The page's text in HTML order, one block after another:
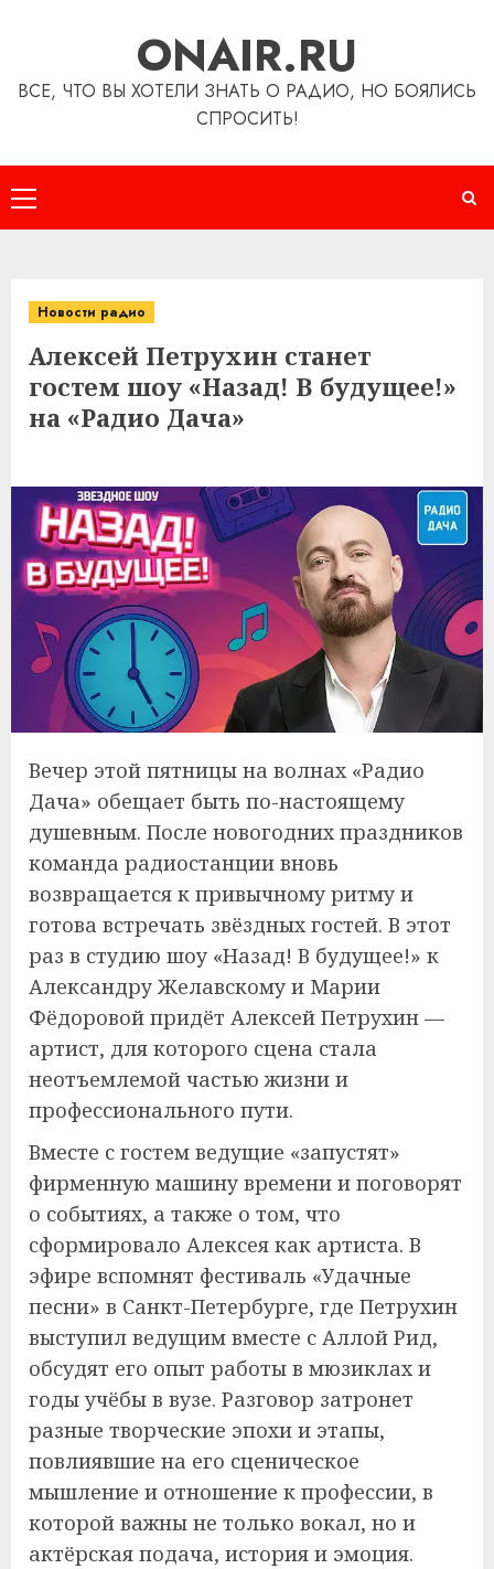
ONAIR.RU
ВСЕ, ЧТО ВЫ ХОТЕЛИ ЗНАТЬ О РАДИО, НО БОЯЛИСЬ
СПРОСИТЬ!
Основное
меню
Новости радио
Алексей Петрухин станет
гостем шоу «Назад! В будущее!»
на «Радио Дача»
Вечер этой пятницы на волнах «Радио
Дача» обещает быть по-настоящему
душевным. После новогодних праздников
команда радиостанции вновь
возвращается к привычному ритму и
готова встречать звёздных гостей. В этот
раз в студию шоу «Назад! В будущее!» к
Александру Желавскому и Марии
Фёдоровой придёт Алексей Петрухин —
артист, для которого сцена стала
неотъемлемой частью жизни и
профессионального пути.
Вместе с гостем ведущие «запустят»
фирменную машину времени и поговорят
о событиях, а также о том, что
сформировало Алексея как артиста. В
эфире вспомнят фестиваль «Удачные
песни» в Санкт-Петербурге, где Петрухин
выступил ведущим вместе с Аллой Рид,
обсудят его опыт работы в мюзиклах и
годы учёбы в вузе. Разговор затронет
разные творческие эпохи и этапы,
повлиявшие на его сценическое
мышление и отношение к профессии, в
которой важны не только вокал, но и
актёрская подача, история и эмоция.